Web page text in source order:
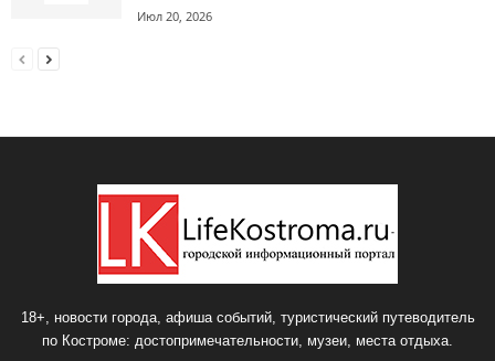
Июл 20, 2026
18+, новости города, афиша событий, туристический путеводитель
по Костроме: достопримечательности, музеи, места отдыха.